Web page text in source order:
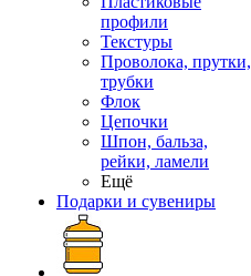
профили
Текстуры
Проволока, прутки,
трубки
Флок
Цепочки
Шпон, бальза,
рейки, ламели
Ещё
Подарки и сувениры